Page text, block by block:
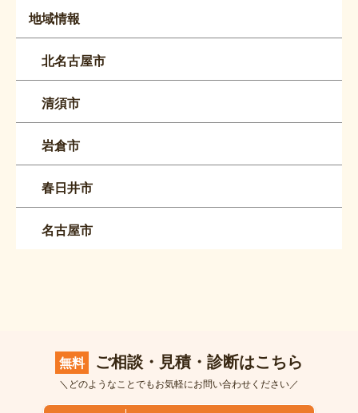
地域情報
北名古屋市
清須市
岩倉市
春日井市
名古屋市
無料 ご相談・見積・診断はこちら
＼どのようなことでもお気軽にお問い合わせください／